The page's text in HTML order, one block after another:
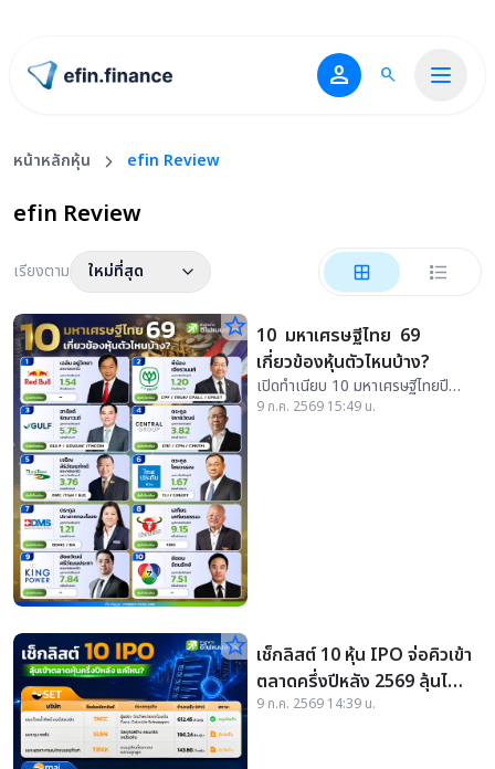
ไปหน้าแรก person search
หน้าหลักหุ้น efin Review
efin Review
เรียงตาม ใหม่ที่สุด
star_border 10 มหาเศรษฐีไทย 69
เกี่ยวข้องหุ้นตัวไหนบ้าง?
เปิดทำเนียบ 10 มหาเศรษฐีไทยปี
2569 พร้อมส่องหุ้นที่เกี่ยวข้องใน
9 ก.ค. 2569 15:49 น.
star_border เช็กลิสต์ 10 หุ้น IPO จ่อคิวเข้า
ตลาดครึ่งปีหลัง 2569 ลุ้นไฟ
เขียวเข้า SET และ mai
9 ก.ค. 2569 14:39 น.